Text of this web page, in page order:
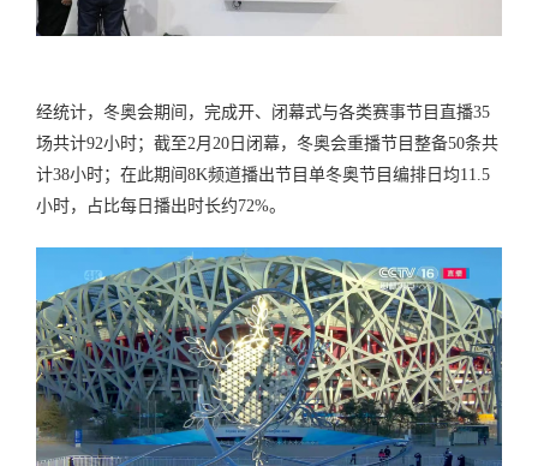
经统计，冬奥会期间，完成开、闭幕式与各类赛事节目直播35
场共计92小时；截至2月20日闭幕，冬奥会重播节目整备50条共
计38小时；在此期间8K频道播出节目单冬奥节目编排日均11.5
小时，占比每日播出时长约72%。